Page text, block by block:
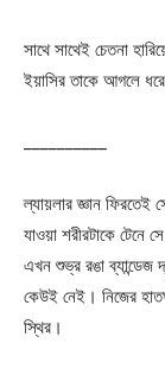
সাথে সাথেই চেতনা
ইয়াসির তাকে আগলে
ল্যায়লার জ্ঞান ফিরতেই
যাওয়া শরীরটাকে
এখন শুভ্র রঙা ব্যান্ডেজ
কেউই নেই। নিজের
স্থির।